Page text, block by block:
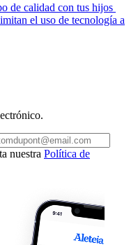
de calidad con tus hijos
el uso de tecnología a
nuestra Política de